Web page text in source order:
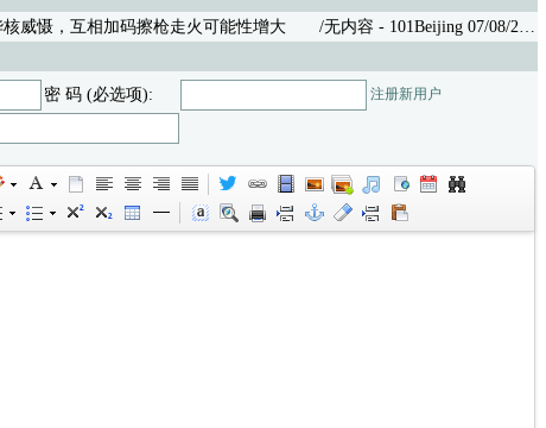
威慑，互相加码擦枪走火可能性增大/无内容 - 101Beijing 07/08/26 (8)
密 码 (必选项): 注册新用户